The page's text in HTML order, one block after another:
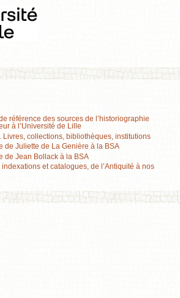
référence des sources de l’historiographie
à l’Université de Lille
Livres, collections, bibliothèques, institutions
de Juliette de La Genière à la BSA
de Jean Bollack à la BSA
indexations et catalogues, de l’Antiquité à nos